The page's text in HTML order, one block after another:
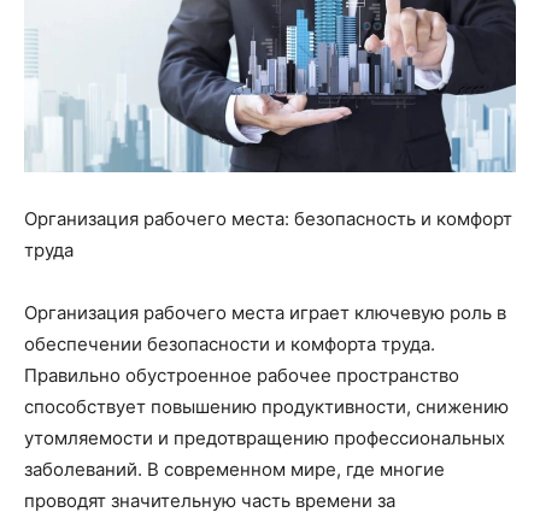
Организация рабочего места: безопасность и комфорт
труда
Организация рабочего места играет ключевую роль в
обеспечении безопасности и комфорта труда.
Правильно обустроенное рабочее пространство
способствует повышению продуктивности, снижению
утомляемости и предотвращению профессиональных
заболеваний. В современном мире, где многие
проводят значительную часть времени за